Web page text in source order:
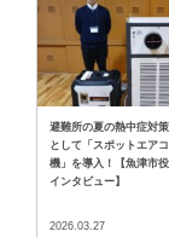
避難所の夏の熱中症対
として「スポットエア
機」を導入！【魚津市
インタビュー】
2026.03.27